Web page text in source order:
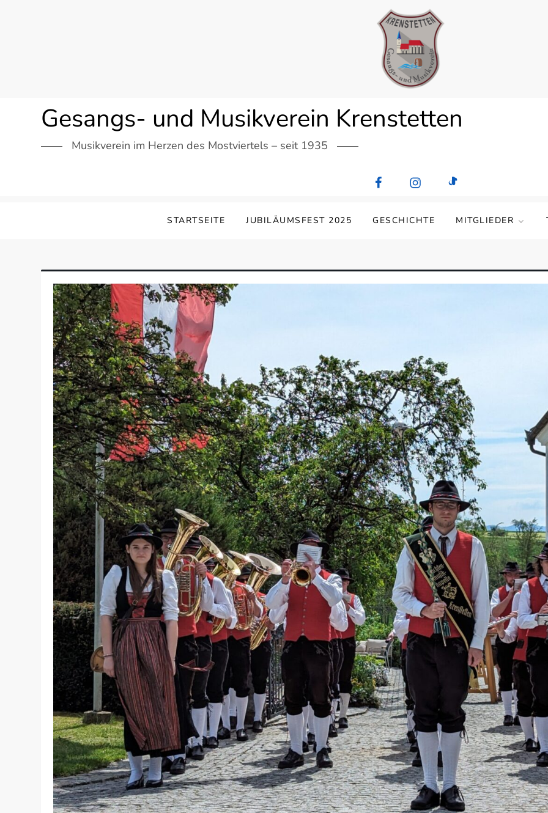
Gesangs- und Musikverein Krenstetten
Musikverein im Herzen des Mostviertels – seit 1935
STARTSEITE JUBILÄUMSFEST 2025 GESCHICHTE MITGLIEDER